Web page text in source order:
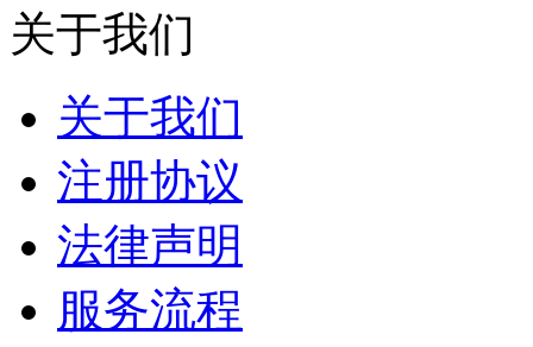
关于我们
关于我们
注册协议
法律声明
服务流程